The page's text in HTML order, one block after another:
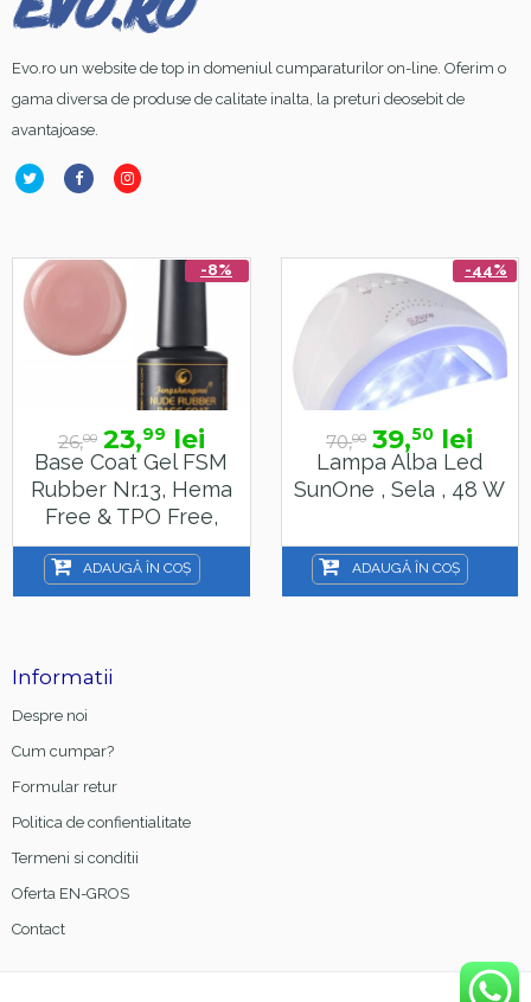
Evo.ro un website de top in domeniul cumparaturilor on-line. Oferim o
gama diversa de produse de calitate inalta, la preturi deosebit de
avantajoase.
-8%
26,00 23,99 lei
Base Coat Gel FSM
Rubber Nr.13, Hema
Free & TPO Free,
15ml
ADAUGĂ ÎN COȘ
-44%
70,00 39,50 lei
Lampa Alba Led
SunOne , Sela , 48 W
ADAUGĂ ÎN COȘ
Informatii
Despre noi
Cum cumpar?
Formular retur
Politica de confientialitate
Termeni si conditii
Oferta EN-GROS
Contact